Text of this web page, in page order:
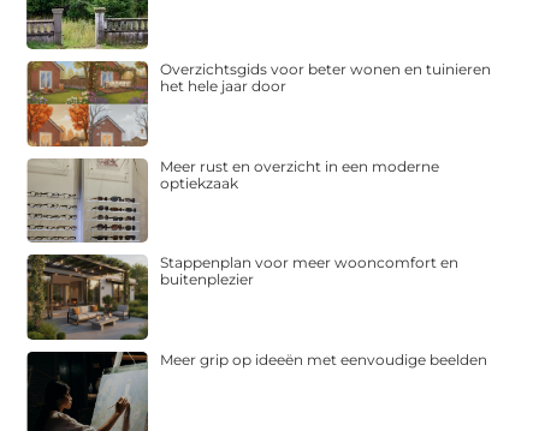
Overzichtsgids voor beter wonen en tuinieren
het hele jaar door
Meer rust en overzicht in een moderne
optiekzaak
Stappenplan voor meer wooncomfort en
buitenplezier
Meer grip op ideeën met eenvoudige beelden